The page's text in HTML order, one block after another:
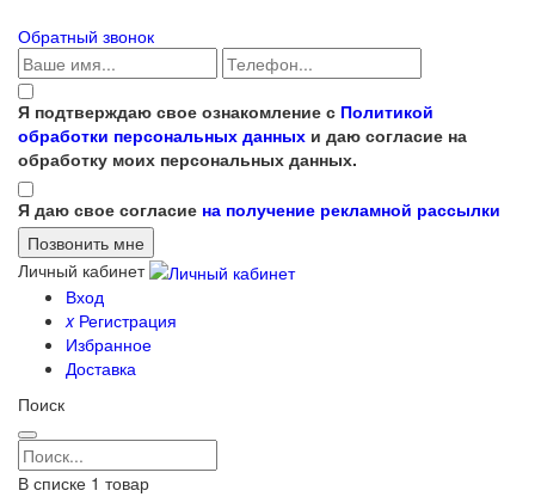
Обратный звонок
Я подтверждаю свое ознакомление с Политикой
обработки персональных данных и даю согласие на
обработку моих персональных данных.
Я даю свое согласие на получение рекламной рассылки
Личный кабинет
Вход
xРегистрация
Избранное
Доставка
Поиск
В списке 1 товар